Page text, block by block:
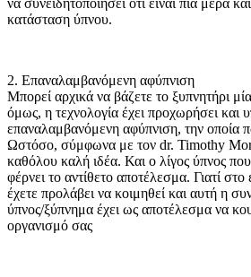
κατάσταση ύπνου.
2. Επαναλαμβανόμενη αφύπνιση
Μπορεί αρχικά να βάζετε το ξυπνητήρι
όμως, η τεχνολογία έχει προχωρήσει και
επαναλαμβανόμενη αφύπνιση, την οποία
Ωστόσο, σύμφωνα με τον dr. Timothy
καθόλου καλή ιδέα. Και ο λίγος ύπνος
φέρνει το αντίθετο αποτέλεσμα. Γιατί
έχετε προλάβει να κοιμηθεί και αυτή η
ύπνος/ξύπνημα έχει ως αποτέλεσμα να
οργανισμό σας